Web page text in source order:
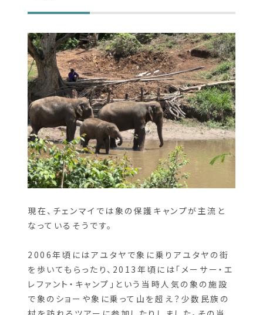
り方
現在、チェンマイでは象の保護キャンプが主流と
なっているそうです。
2006年頃にはアユタヤで象に乗りアユタヤの街